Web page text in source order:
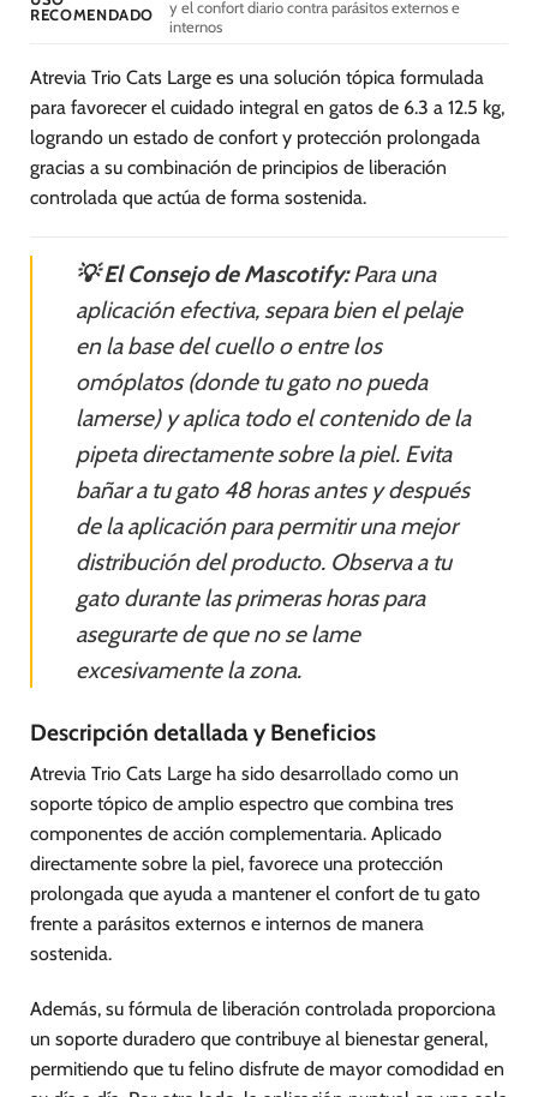
producto
RECOMENDADO
y el confort diario contra parásitos externos e
internos
Atrevia Trio Cats Large es una solución tópica formulada
para favorecer el cuidado integral en gatos de 6.3 a 12.5 kg,
logrando un estado de confort y protección prolongada
gracias a su combinación de principios de liberación
controlada que actúa de forma sostenida.
💡 El Consejo de Mascotify:Para una
aplicación efectiva, separa bien el pelaje
en la base del cuello o entre los
omóplatos (donde tu gato no pueda
lamerse) y aplica todo el contenido de la
pipeta directamente sobre la piel. Evita
bañar a tu gato 48 horas antes y después
de la aplicación para permitir una mejor
distribución del producto. Observa a tu
gato durante las primeras horas para
asegurarte de que no se lame
excesivamente la zona.
Descripción detallada y Beneficios
Atrevia Trio Cats Large ha sido desarrollado como un
soporte tópico de amplio espectro que combina tres
componentes de acción complementaria. Aplicado
directamente sobre la piel, favorece una protección
prolongada que ayuda a mantener el confort de tu gato
frente a parásitos externos e internos de manera
sostenida.
Además, su fórmula de liberación controlada proporciona
un soporte duradero que contribuye al bienestar general,
permitiendo que tu felino disfrute de mayor comodidad en